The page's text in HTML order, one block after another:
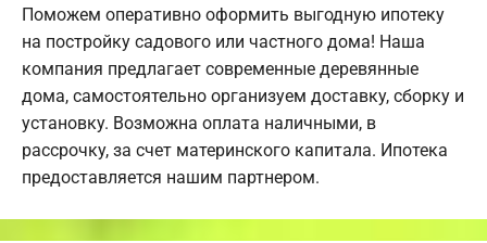
Поможем оперативно оформить выгодную ипотеку
на постройку садового или частного дома! Наша
компания предлагает современные деревянные
дома, самостоятельно организуем доставку, сборку и
установку. Возможна оплата наличными, в
рассрочку, за счет материнского капитала. Ипотека
предоставляется нашим партнером.